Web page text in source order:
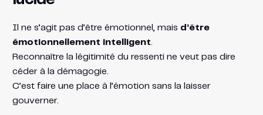
Il ne s’agit pas d’être émotionnel, mais d’être
émotionnellement intelligent
Reconnaître la légitimité du ressenti ne veut pas dire
céder à la démagogie.
C’est faire une place à l’émotion sans la laisser
gouverner.